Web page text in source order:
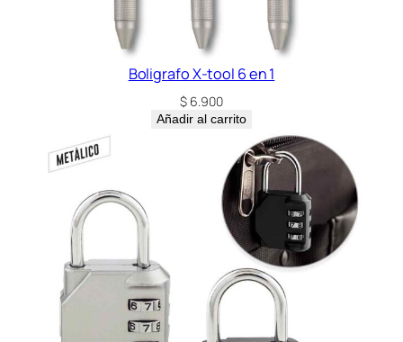
Boligrafo X-tool 6 en 1
$ 6.900
Añadir al carrito